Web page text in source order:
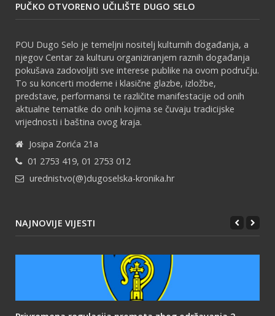
PUČKO OTVORENO UČILIŠTE DUGO SELO
POU Dugo Selo je temeljni nositelj kulturnih događanja, a
njegov Centar za kulturu organiziranjem raznih događanja
pokušava zadovoljiti sve interese publike na ovom području.
To su koncerti moderne i klasične glazbe, izložbe,
predstave, performansi te različite manifestacije od onih
aktualne tematike do onih kojima se čuvaju tradicijske
vrijednosti i baština ovog kraja.
Josipa Zorića 21a
01 2753 419, 01 2753 012
urednistvo(@)dugoselska-kronika.hr
NAJNOVIJE VIJESTI